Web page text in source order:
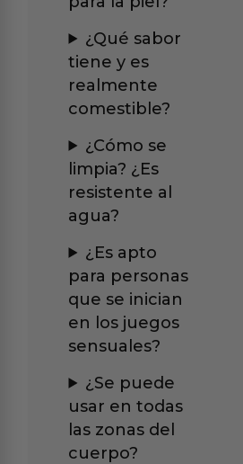
¿Qué sabor
tiene y es
realmente
comestible?
¿Cómo se
limpia? ¿Es
resistente al
agua?
¿Es apto
para personas
que se inician
en los juegos
sensuales?
¿Se puede
usar en todas
las zonas del
cuerpo?